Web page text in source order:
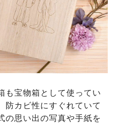
も宝物箱として使ってい
防カビ性にすぐれていて
の思い出の写真や手紙を